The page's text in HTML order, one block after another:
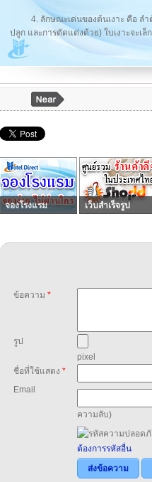
4. ลักษณะเด่นของต้นเงาะ คือ ล
ปลูก และการตัดแต่งด้วย) ใบเงาะจะเ
จองโรงแรม เว็บสำเร็จรูป
ข้อความ *
รูป
pixel
ชื่อที่ใช้แสดง *
Email
ความลับ)
ต้องการรหัสอื่น
ส่งข้อความ